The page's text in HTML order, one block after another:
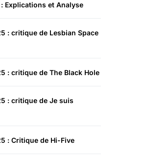
Explications et Analyse
: critique de Lesbian Space
: critique de The Black Hole
: critique de Je suis
: Critique de Hi-Five